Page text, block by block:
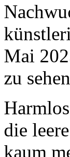
Mai
zu sehen
die
kaum